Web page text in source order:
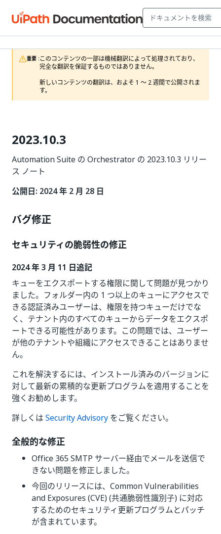
重要 :このコンテンツの一部は機械翻訳によって処理されており、
完全な翻訳を保証するものではありません。
新しいコンテンツの翻訳は、およそ 1 ～ 2 週間で公開されま
す。
2023.10.3
Automation Suite の Orchestrator の 2023.10.3 リリー
ス ノート
公開日: 2024 年 2 月 28 日
バグ修正
セキュリティの脆弱性の修正
2024 年 3 月 11 日追記
キューをエクスポートする権限に関して問題が見つかり
ました。フォルダー内の 1 つ以上のキューにアクセスで
きる認証済みユーザーは、権限を持つキューだけでな
く、テナント内のすべてのキューからデータをエクスポ
ートできる可能性があります。この問題では、ユーザー
が他のテナントや組織にアクセスできることはありませ
ん。
これを解決するには、インストール済みのバージョンに
対して最新の累積的な更新プログラムを適用することを
強くお勧めします。
詳しくは Security Advisory をご覧ください。
全般的な修正
Office 365 SMTP サーバー経由でメールを送信で
きない問題を修正しました。
今回のリリースには、Common Vulnerabilities
and Exposures (CVE) (共通脆弱性識別子) に対応
するためのセキュリティ更新プログラムとパッチ
が含まれています。